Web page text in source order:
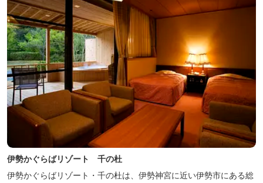
伊勢かぐらばリゾート 千の杜
伊勢かぐらばリゾート・千の杜は、伊勢神宮に近い伊勢市にある総